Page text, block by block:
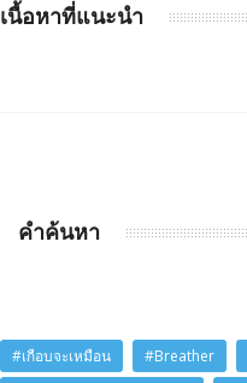
เนื้อหาที่แนะนำ
คำค้นหา
#เกือบจะเหมือน #Breather